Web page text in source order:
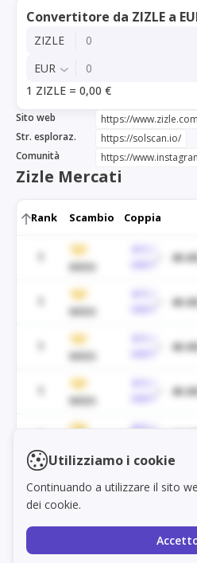
Utilizziamo i cookie
Continuando a utilizzare il sito
dei cookie.
Convertitore da ZIZLE a
ZIZLE
EUR
1 ZIZLE = 0,00 €
Sito web
https://
Str. esploraz.
https://solscan.io/
Comunità
Zizle Mercati
Rank Scambio Coppia
WEEX
WEEX
WEEX
WEEX
BTC /
WEEX
USDT
1